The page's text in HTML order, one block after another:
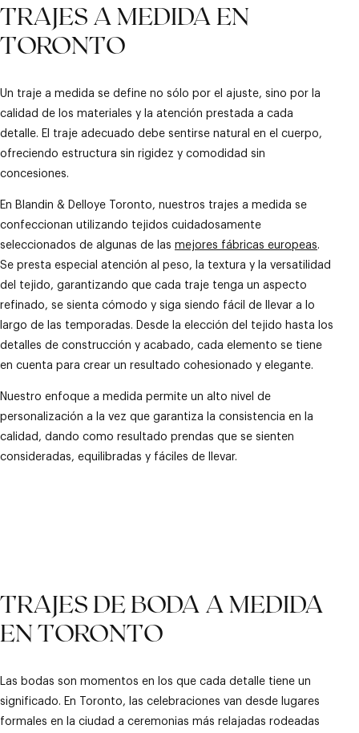
TRAJES A MEDIDA EN
TORONTO
Un traje a medida se define no sólo por el ajuste, sino por la
calidad de los materiales y la atención prestada a cada
detalle. El traje adecuado debe sentirse natural en el cuerpo,
ofreciendo estructura sin rigidez y comodidad sin
concesiones.
En Blandin & Delloye Toronto, nuestros trajes a medida se
confeccionan utilizando tejidos cuidadosamente
seleccionados de algunas de las mejores fábricas europeas.
Se presta especial atención al peso, la textura y la versatilidad
del tejido, garantizando que cada traje tenga un aspecto
refinado, se sienta cómodo y siga siendo fácil de llevar a lo
largo de las temporadas. Desde la elección del tejido hasta los
detalles de construcción y acabado, cada elemento se tiene
en cuenta para crear un resultado cohesionado y elegante.
Nuestro enfoque a medida permite un alto nivel de
personalización a la vez que garantiza la consistencia en la
calidad, dando como resultado prendas que se sienten
consideradas, equilibradas y fáciles de llevar.
TRAJES DE BODA A MEDIDA
EN TORONTO
Las bodas son momentos en los que cada detalle tiene un
significado. En Toronto, las celebraciones van desde lugares
formales en la ciudad a ceremonias más relajadas rodeadas